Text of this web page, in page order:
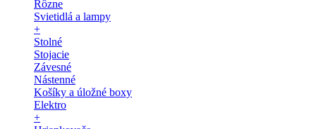
Rôzne
Svietidlá a lampy
+
Stolné
Stojacie
Závesné
Nástenné
Košíky a úložné boxy
Elektro
+